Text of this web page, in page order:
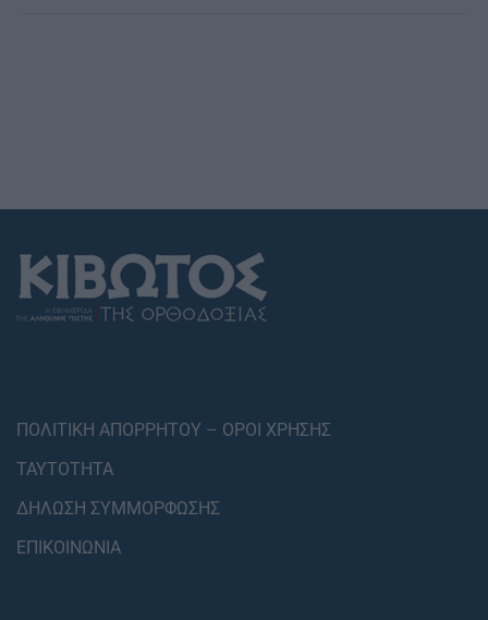
ΠΟΛΙΤΙΚΗ ΑΠΟΡΡΗΤΟΥ – ΟΡΟΙ ΧΡΗΣΗΣ
ΤΑΥΤΟΤΗΤΑ
ΔΗΛΩΣΗ ΣΥΜΜΟΡΦΩΣΗΣ
ΕΠΙΚΟΙΝΩΝΙΑ